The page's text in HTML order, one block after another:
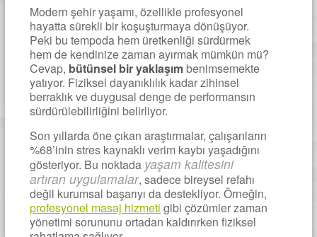
Modern şehir yaşamı, özellikle profesyonel
hayatta sürekli bir koşuşturmaya dönüşüyor.
Peki bu tempoda hem üretkenliği sürdürmek
hem de kendinize zaman ayırmak mümkün mü?
Cevap, bütünsel bir yaklaşımbenimsemekte
yatıyor. Fiziksel dayanıklılık kadar zihinsel
berraklık ve duygusal denge de performansın
sürdürülebilirliğini belirliyor.
Son yıllarda öne çıkan araştırmalar, çalışanların
%68’inin stres kaynaklı verim kaybı yaşadığını
gösteriyor. Bu noktada yaşam kalitesini
artıran uygulamalar, sadece bireysel refahı
değil kurumsal başarıyı da destekliyor. Örneğin,
profesyonel masaj hizmeti gibi çözümler zaman
yönetimi sorununu ortadan kaldırırken fiziksel